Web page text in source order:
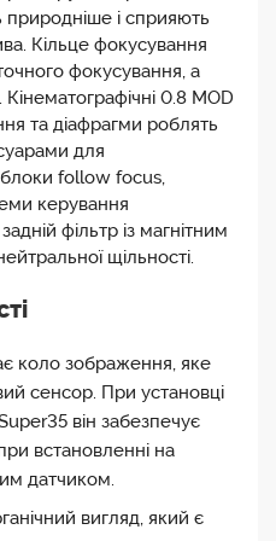
природніше і сприяють
Кільце фокусування
фокусування, а
0.8 MOD
та діафрагми роблять
для
блоки follow focus,
керування
фільтр із магнітним
щільності.
коло зображення, яке
сенсор. При установці
він забезпечує
встановленні на
датчиком.
вигляд, який є